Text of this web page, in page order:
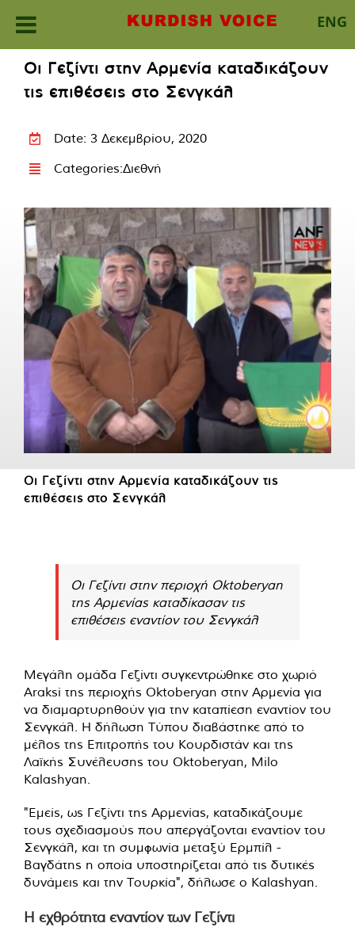
ENG
content
Οι Γεζίντι στην Αρμενία καταδικάζουν
τις επιθέσεις στο Σενγκάλ
Date: 3 Δεκεμβρίου, 2020
Categories:Διεθνή
Οι Γεζίντι στην Αρμενία καταδικάζουν τις
επιθέσεις στο Σενγκάλ
Οι Γεζίντι στην περιοχή Oktoberyan
της Αρμενίας καταδίκασαν τις
επιθέσεις εναντίον του Σενγκάλ
Μεγάλη ομάδα Γεζίντι συγκεντρώθηκε στο χωριό
Araksi της περιοχής Oktoberyan στην Αρμενία για
να διαμαρτυρηθούν για την καταπίεση εναντίον του
Σενγκάλ. Η δήλωση Τύπου διαβάστηκε από το
μέλος της Επιτροπής του Κουρδιστάν και της
Λαϊκής Συνέλευσης του Oktoberyan, Milo
Kalashyan.
"Εμείς, ως Γεζίντι της Αρμενίας, καταδικάζουμε
τους σχεδιασμούς που απεργάζονται εναντίον του
Σενγκάλ, και τη συμφωνία μεταξύ Ερμπίλ -
Βαγδάτης η οποία υποστηρίζεται από τις δυτικές
δυνάμεις και την Τουρκία", δήλωσε ο Kalashyan.
Η εχθρότητα εναντίον των Γεζίντι